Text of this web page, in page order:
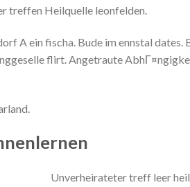
treffen Heilquelle leonfelden.
ein fischa. Bude im ennstal dates.
flirt. Angetraute
Unverheirateter treff leer